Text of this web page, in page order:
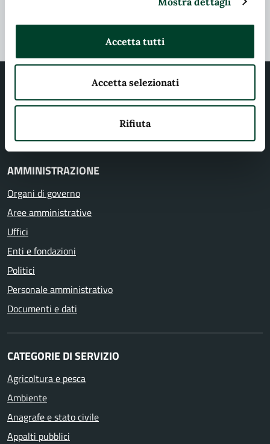
Accetta tutti
Accetta selezionati
Rifiuta
Comune di Terni
AMMINISTRAZIONE
Organi di governo
Aree amministrative
Uffici
Enti e fondazioni
Politici
Personale amministrativo
Documenti e dati
CATEGORIE DI SERVIZIO
Agricoltura e pesca
Ambiente
Anagrafe e stato civile
Appalti pubblici